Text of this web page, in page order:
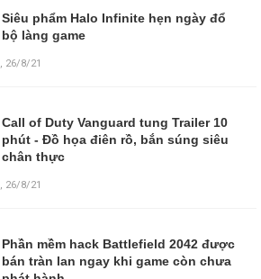
Siêu phẩm Halo Infinite hẹn ngày đổ
bộ làng game
, 26/8/21
Call of Duty Vanguard tung Trailer 10
phút - Đồ họa điên rồ, bắn súng siêu
chân thực
, 26/8/21
Phần mềm hack Battlefield 2042 được
bán tràn lan ngay khi game còn chưa